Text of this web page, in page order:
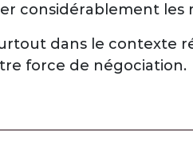
considérablement les
dans le contexte
force de négociation.